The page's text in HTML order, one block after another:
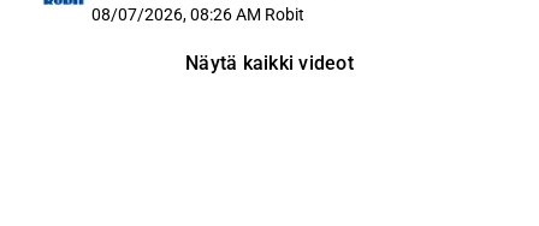
08/07/2026, 08:26 AM Robit
Näytä kaikki videot